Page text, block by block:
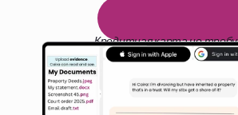
ы
Кредитная карта не